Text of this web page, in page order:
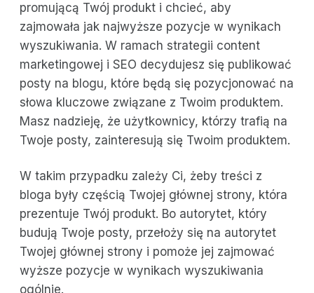
promującą Twój produkt i chcieć, aby
zajmowała jak najwyższe pozycje w wynikach
wyszukiwania. W ramach strategii content
marketingowej i SEO decydujesz się publikować
posty na blogu, które będą się pozycjonować na
słowa kluczowe związane z Twoim produktem.
Masz nadzieję, że użytkownicy, którzy trafią na
Twoje posty, zainteresują się Twoim produktem.
W takim przypadku zależy Ci, żeby treści z
bloga były częścią Twojej głównej strony, która
prezentuje Twój produkt. Bo autorytet, który
budują Twoje posty, przełoży się na autorytet
Twojej głównej strony i pomoże jej zajmować
wyższe pozycje w wynikach wyszukiwania
ogólnie.